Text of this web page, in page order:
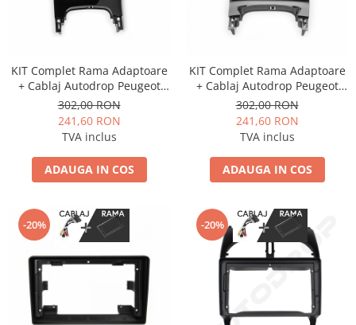
KIT Complet Rama Adaptoare
+ Cablaj Autodrop Peugeot
3008/5008 (Clima automata)
pentru Navigatie Multimedia
Android 9 inch
302,00 RON
241,60 RON
TVA inclus
ADAUGA IN COS
KIT Complet Rama Adaptoare
+ Cablaj Autodrop Peugeot
3008/5008 (Clima manuala)
pentru Navigatie Multimedia
Android 9 inch
302,00 RON
241,60 RON
TVA inclus
ADAUGA IN COS
-20% -20%